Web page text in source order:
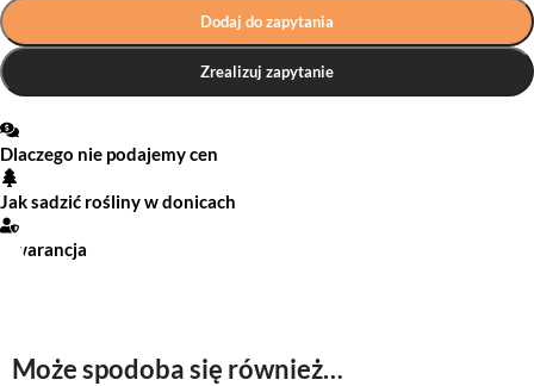
Dodaj do zapytania
Zrealizuj zapytanie
Dlaczego nie podajemy cen
Jak sadzić rośliny w donicach
Gwarancja
Może spodoba się również…